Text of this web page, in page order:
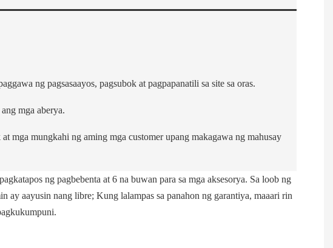
ng pagsasaayos, pagsubok at pagpapanatili sa site sa oras.
mga aberya.
mga mungkahi ng aming mga customer upang makagawa ng mahusay
ng pagbebenta at 6 na buwan para sa mga aksesorya. Sa loob ng
ay aayusin nang libre; Kung lalampas sa panahon ng garantiya, maaari rin